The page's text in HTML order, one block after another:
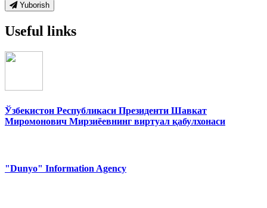
Yuborish
Useful links
Ўзбекистон Республикаси Президенти Шавкат
Миромонович Мирзиёевнинг виртуал қабулхонаси
"Dunyo" Information Agency